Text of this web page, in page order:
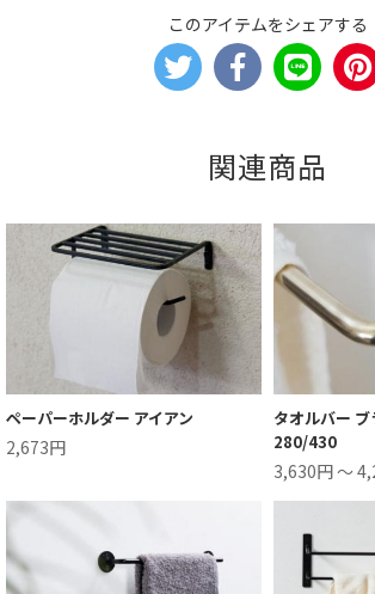
このアイテムをシェアする
関連商品
ペーパーホルダー アイアン
2,673円
タオルバー
280/430
3,630円 ～